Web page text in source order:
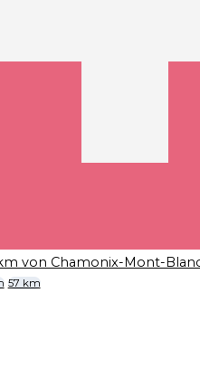
von Chamonix-Mont-
57 km